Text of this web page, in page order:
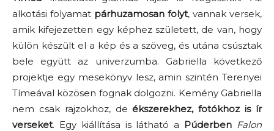
alkotási folyamat párhuzamosan folyt, vannak versek,
amik kifejezetten egy képhez született, de van, hogy
külön készült el a kép és a szöveg, és utána csúsztak
bele együtt az univerzumba. Gabriella következő
projektje egy mesekönyv lesz, amin szintén Terenyei
Tímeával közösen fognak dolgozni. Kemény Gabriella
nem csak rajzokhoz, de ékszerekhez, fotókhoz is ír
verseket. Egy kiállítása is látható a Púderben Falon